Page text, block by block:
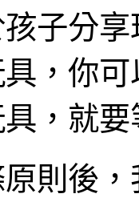
子分
，你
，就
則後